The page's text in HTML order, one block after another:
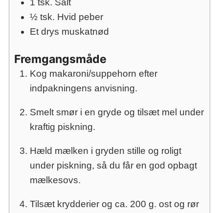
½ tsk. Hvid peber
Et drys muskatnød
Fremgangsmåde
Kog makaroni/suppehorn efter
indpakningens anvisning.
Smelt smør i en gryde og tilsæt mel under
kraftig piskning.
Hæld mælken i gryden stille og roligt
under piskning, så du får en god opbagt
mælkesovs.
Tilsæt krydderier og ca. 200 g. ost og rør